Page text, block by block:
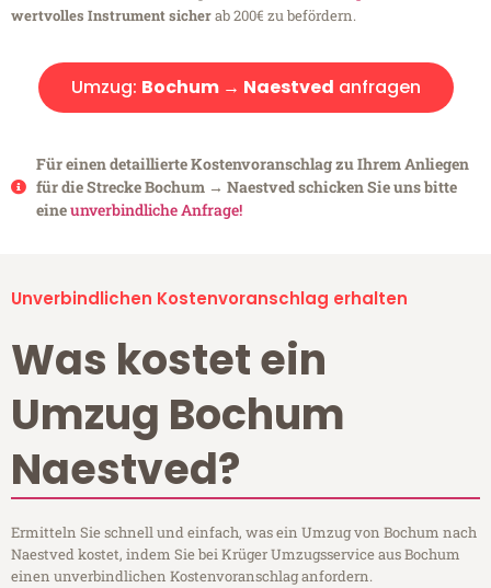
wertvolles Instrument sicherab 200€ zu befördern.
Umzug: Bochum → Naestved anfragen
Für einen detaillierte Kostenvoranschlag zu Ihrem Anliegen
für die Strecke Bochum → Naestved schicken Sie uns bitte
eineunverbindliche Anfrage!
Unverbindlichen Kostenvoranschlag erhalten
Was kostet ein
Umzug Bochum
Naestved?
Ermitteln Sie schnell und einfach, was ein Umzug von Bochum nach
Naestved kostet, indem Sie bei Krüger Umzugsservice aus Bochum
einen unverbindlichen Kostenvoranschlag anfordern.